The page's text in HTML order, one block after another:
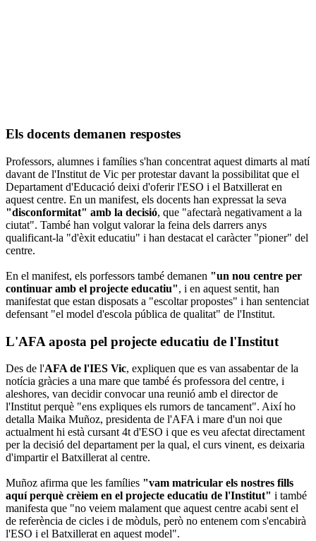
Els docents demanen respostes
Professors, alumnes i famílies s'han concentrat aquest dimarts al matí
davant de l'Institut de Vic per protestar davant la possibilitat que el
Departament d'Educació deixi d'oferir l'ESO i el Batxillerat en
aquest centre. En un manifest, els docents han expressat la seva
"disconformitat" amb la decisió, que "afectarà negativament a la
ciutat". També han volgut valorar la feina dels darrers anys
qualificant-la "d'èxit educatiu" i han destacat el caràcter "pioner" del
centre.
En el manifest, els porfessors també demanen "un nou centre per
continuar amb el projecte educatiu", i en aquest sentit, han
manifestat que estan disposats a "escoltar propostes" i han sentenciat
defensant "el model d'escola pública de qualitat" de l'Institut.
L'AFA aposta pel projecte educatiu de l'Institut
Des de l'AFA de l'IES Vic, expliquen que es van assabentar de la
notícia gràcies a una mare que també és professora del centre, i
aleshores, van decidir convocar una reunió amb el director de
l'Institut perquè "ens expliques els rumors de tancament". Així ho
detalla Maika Muñoz, presidenta de l'AFA i mare d'un noi que
actualment hi està cursant 4t d'ESO i que es veu afectat directament
per la decisió del departament per la qual, el curs vinent, es deixaria
d'impartir el Batxillerat al centre.
Muñoz afirma que les famílies "vam matricular els nostres fills
aquí perquè crèiem en el projecte educatiu de l'Institut" i també
manifesta que "no veiem malament que aquest centre acabi sent el
de referència de cicles i de mòduls, però no entenem com s'encabirà
l'ESO i el Batxillerat en aquest model".